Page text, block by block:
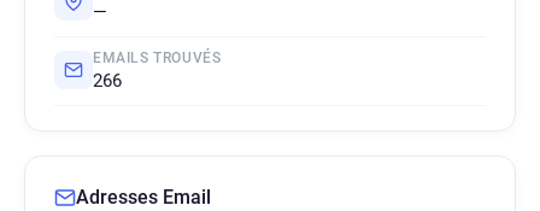
—
EMAILS TROUVÉS
266
Adresses Email